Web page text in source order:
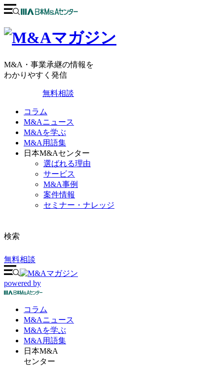
M&A・事業承継の情報を
わかりやすく発信
無料相談
コラム
M&Aニュース
M&Aを学ぶ
M&A用語集
日本M&Aセンター
選ばれる理由
サービス
M&A事例
案件情報
セミナー・ナレッジ
検索
無料相談
powered by
コラム
M&Aニュース
M&Aを学ぶ
M&A 用語集
日本M&A
センター